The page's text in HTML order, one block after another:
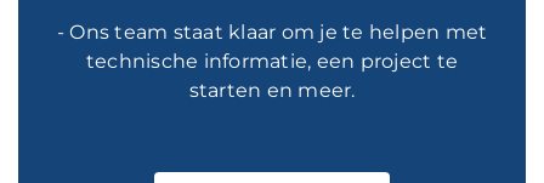
- Ons team staat klaar om je te helpen met
technische informatie, een project te
starten en meer.